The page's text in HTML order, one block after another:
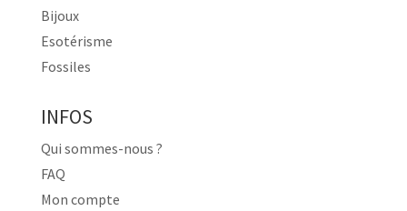
Bijoux
Esotérisme
Fossiles
INFOS
Qui sommes-nous ?
FAQ
Mon compte